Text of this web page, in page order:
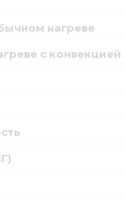
нагреве
с конвекцией